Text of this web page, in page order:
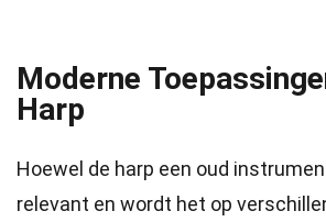
Moderne
Harp
Hoewel de harp een oud
relevant en wordt het op